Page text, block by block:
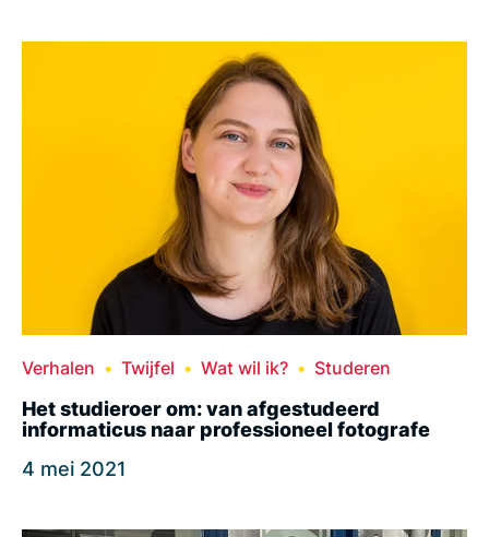
Verhalen Twijfel Wat wil ik? Studeren
Het studieroer om: van afgestudeerd
informaticus naar professioneel fotografe
4 mei 2021